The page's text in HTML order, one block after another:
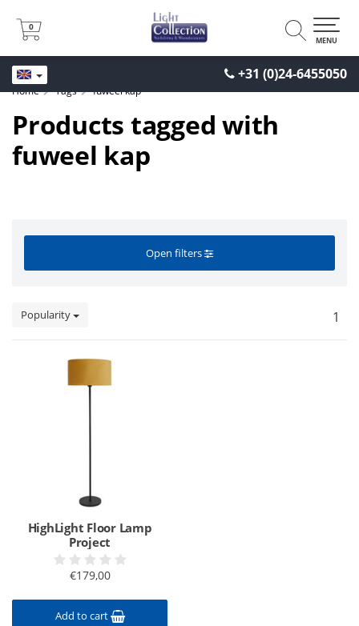
+31 (0)24-6455050
0
0
MENU
Home Tags fuweel kap
Products tagged with
fuweel kap
Open filters
Popularity 1
HighLight Floor Lamp
Project
€179,00
Add to cart